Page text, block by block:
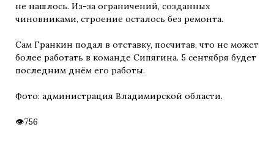
не нашлось. Из-за ограничений, созданных
чиновниками, строение осталось без ремонта.
Сам Гранкин подал в отставку, посчитав, что не может
более работать в команде Сипягина. 5 сентября будет
последним днём его работы.
Фото: администрация Владимирской области.
756